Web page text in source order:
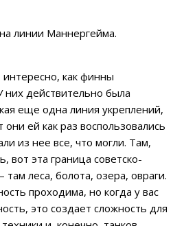
линии Маннергейма.
как финны
них действительно была
еще одна линия укреплений,
ей как раз воспользовались
из нее все, что могли. Там,
вот эта граница советско-
леса, болота, озера, овраги.
проходима, но когда у вас
это создает сложность для